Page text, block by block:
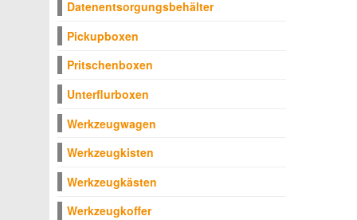
Datenentsorgungsbehälter
Pickupboxen
Pritschenboxen
Unterflurboxen
Werkzeugwagen
Werkzeugkisten
Werkzeugkästen
Werkzeugkoffer